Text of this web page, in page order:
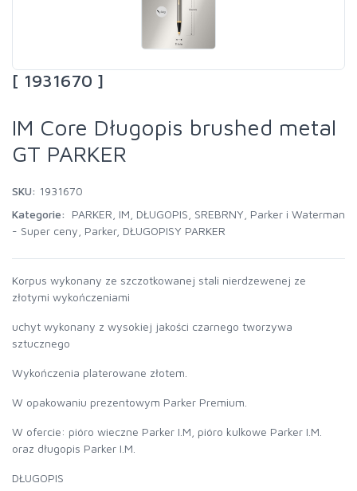
[ 1931670 ]
IM Core Długopis brushed metal
GT PARKER
SKU: 1931670
Kategorie:
PARKER IM DŁUGOPIS SREBRNY Parker i Waterman
- Super ceny Parker, DŁUGOPISY PARKER
Korpus wykonany ze szczotkowanej stali nierdzewenej ze
złotymi wykończeniami
uchyt wykonany z wysokiej jakości czarnego tworzywa
sztucznego
Wykończenia platerowane złotem.
W opakowaniu prezentowym Parker Premium.
W ofercie: pióro wieczne Parker I.M, pióro kulkowe Parker I.M.
oraz długopis Parker I.M.
DŁUGOPIS